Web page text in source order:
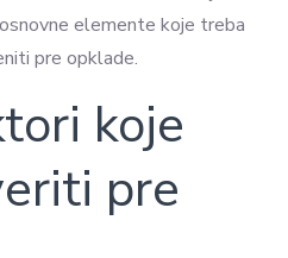
elemente koje treba
pre opklade.
koje
pre